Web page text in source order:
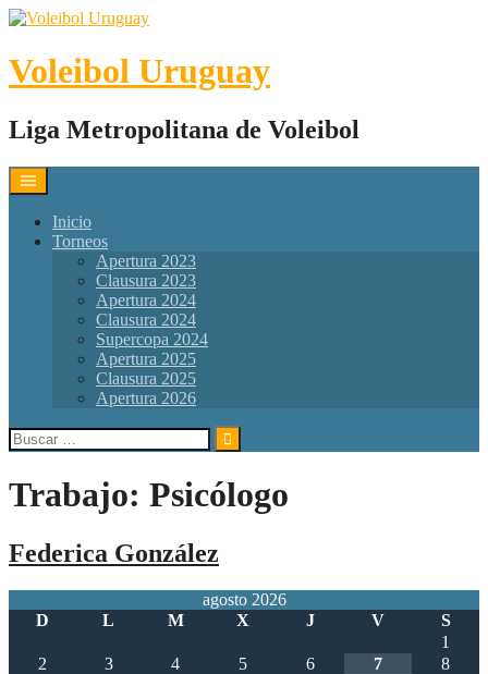
Skip
content
Voleibol Uruguay
Liga Metropolitana de Voleibol
Inicio
Torneos
Apertura 2023
Clausura 2023
Apertura 2024
Clausura 2024
Supercopa 2024
Apertura 2025
Clausura 2025
Apertura 2026
Buscar:
Trabajo: Psicólogo
Federica González
agosto 2026
D
L M X J V S
1
2
3 4 5 6 7
8